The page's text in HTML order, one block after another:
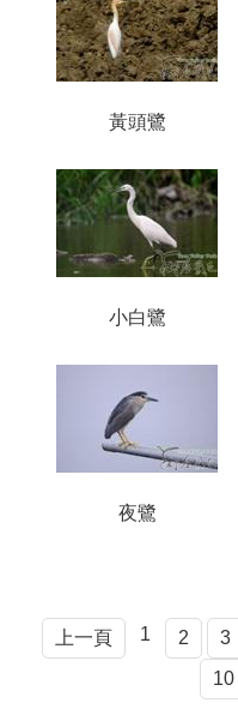
黃頭鷺
小白鷺
夜鷺
上一頁 1 2 3
10